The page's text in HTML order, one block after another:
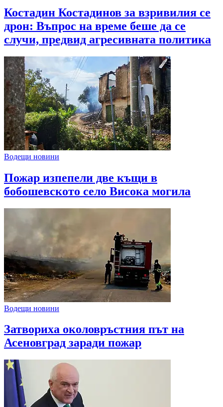
Костадин Костадинов за взривилия се
дрон: Въпрос на време беше да се
случи, предвид агресивната политика
Водещи новини
Пожар изпепели две къщи в
бобошевското село Висока могила
Водещи новини
Затвориха околовръстния път на
Асеновград заради пожар